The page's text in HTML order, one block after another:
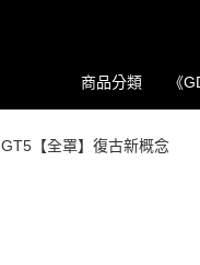
商品分類 《
GT5【全罩】復古新概念